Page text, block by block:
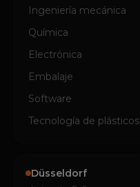
Ingeniería mecánica
Química
Electrónica
Embalaje
Software
Tecnología de plásticos
Düsseldorf